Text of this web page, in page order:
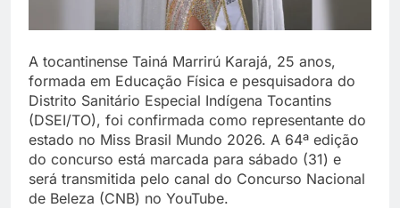
A tocantinense Tainá Marrirú Karajá, 25 anos,
formada em Educação Física e pesquisadora do
Distrito Sanitário Especial Indígena Tocantins
(DSEI/TO), foi confirmada como representante do
estado no Miss Brasil Mundo 2026. A 64ª edição
do concurso está marcada para sábado (31) e
será transmitida pelo canal do Concurso Nacional
de Beleza (CNB) no YouTube.